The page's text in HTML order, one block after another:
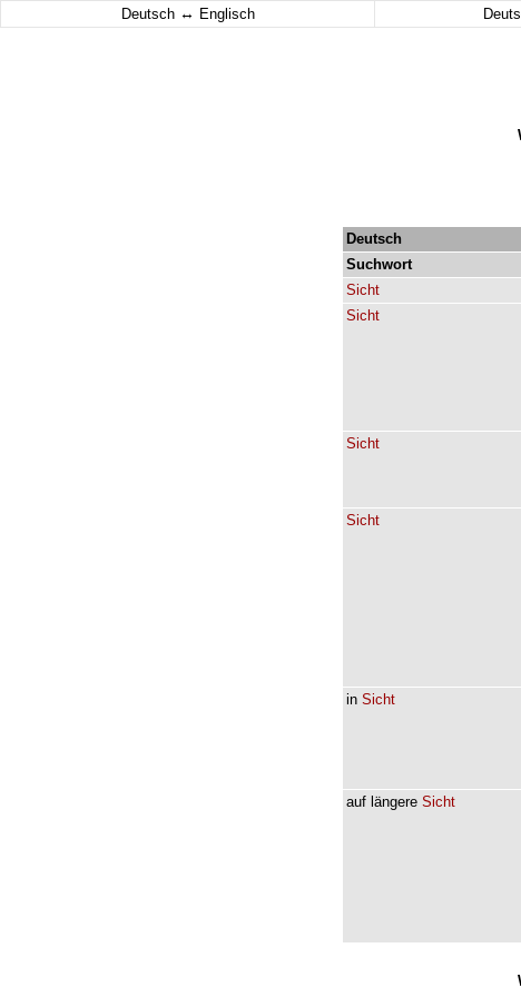
Deutsch ↔ Englisch
Deutsch
Suchwort
Sicht
Sicht
Sicht
Sicht
in Sicht
auf längere Sicht